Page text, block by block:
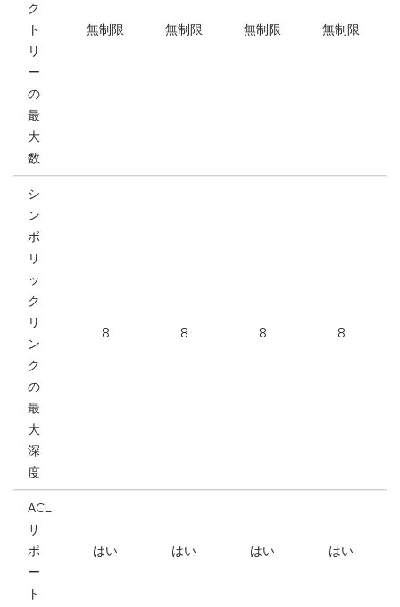
ク
ト
リ
ー
の
最
大
数
無制限 無制限 無制限 無制限
シ
ン
ボ
リ
ッ
ク
リ
ン
ク
の
最
大
深
度
8 8 8 8
ACL
サ
ポ
ー
ト
はい はい はい はい